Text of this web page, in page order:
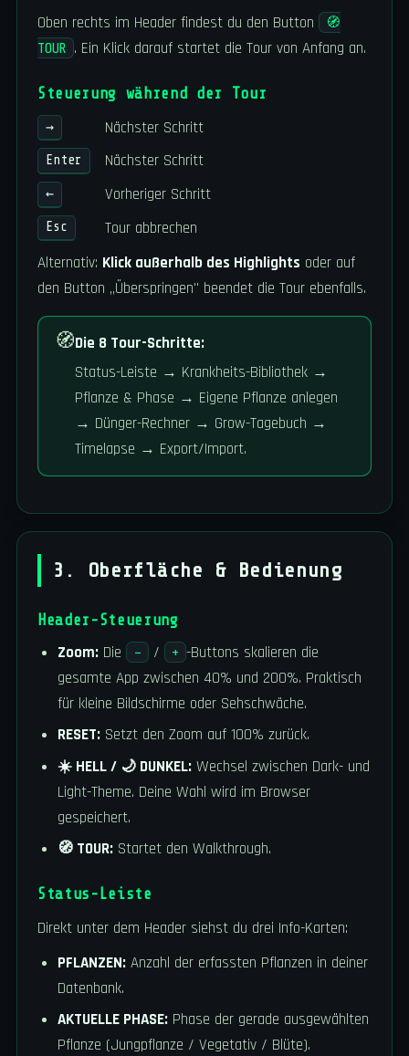
Oben rechts im Header findest du den Button
🧭
TOUR . Ein Klick darauf startet die Tour von Anfang an.
Steuerung während der Tour
→ Nächster Schritt
Enter Nächster Schritt
← Vorheriger Schritt
Esc
Tour abbrechen
Alternativ: Klick außerhalb des Highlights oder auf
den Button „Überspringen" beendet die Tour ebenfalls.
🧭Die 8 Tour-Schritte:
Status-Leiste → Krankheits-Bibliothek →
Pflanze & Phase → Eigene Pflanze anlegen
→ Dünger-Rechner → Grow-Tagebuch →
Timelapse → Export/Import.
3. Oberfläche & Bedienung
Header-Steuerung
Zoom: Die − / + -Buttons skalieren die
gesamte App zwischen 40% und 200%. Praktisch
für kleine Bildschirme oder Sehschwäche.
RESET: Setzt den Zoom auf 100% zurück.
☀️ HELL / 🌙 DUNKEL: Wechsel zwischen Dark- und
Light-Theme. Deine Wahl wird im Browser
gespeichert.
🧭 TOUR: Startet den Walkthrough.
Status-Leiste
Direkt unter dem Header siehst du drei Info-Karten:
PFLANZEN: Anzahl der erfassten Pflanzen in deiner
Datenbank.
AKTUELLE PHASE: Phase der gerade ausgewählten
Pflanze (Jungpflanze / Vegetativ / Blüte).